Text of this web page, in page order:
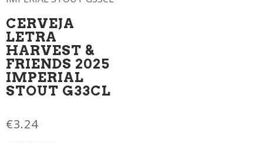
CERVEJA
LETRA
HARVEST &
FRIENDS 2025
IMPERIAL
STOUT G33CL
€3.24